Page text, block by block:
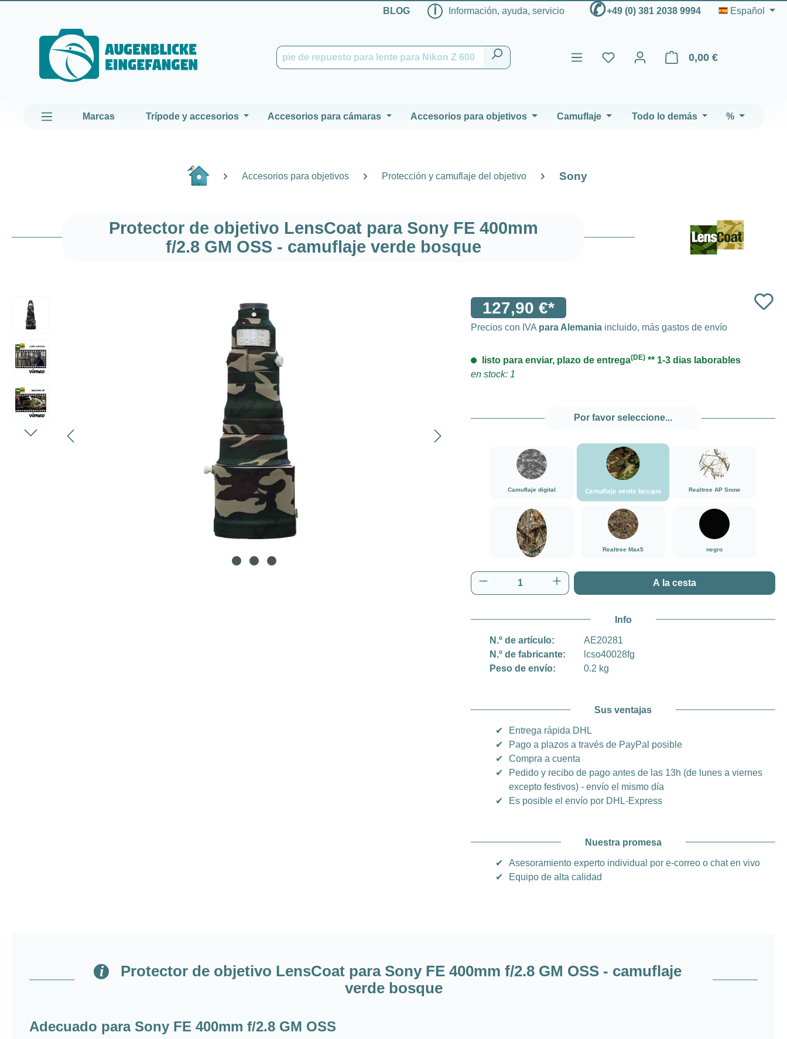
BLOG ℹ Información, ayuda, servicio ✆+49 (0) 381 2038 9994 Español
0,00 €
El carrito de compras
Marcas Trípode y accesorios Accesorios para cámaras Accesorios para objetivos Camuflaje Todo lo demás %
Accesorios para objetivos Protección y camuflaje del objetivo Sony
Protector de objetivo LensCoat para Sony FE 400mm
f/2.8 GM OSS - camuflaje verde bosque
127,90 €*
Precios con IVA para Alemania incluido, más gastos de envío
listo para enviar, plazo de entrega(DE) ** 1-3 dias laborables
en stock: 1
Por favor seleccione...
Camuflaje digital
###Camuflaje digital###LensCoat
Camuflaje verde bosque
###Camuflaje verde bosque###LensCoat
Realtree AP Snow
###Realtree AP
###Realtree Edge###LensCoat
Realtree Max5
###Realtree Max5###LensCoat
negro
negro
Cantidad del producto: introduce la cantidad
A la cesta
Info
N.º de artículo:
AE20281
N.º de fabricante:
lcso40028fg
Peso de envío:
0.2 kg
Sus ventajas
✔
Entrega rápida DHL
✔
Pago a plazos a través de PayPal posible
✔
Compra a cuenta
✔
Pedido y recibo de pago antes de las 13h (de lunes a viernes
excepto festivos) - envío el mismo día
✔
Es posible el envío por DHL-Express
Nuestra promesa
✔
Asesoramiento experto individual por e-correo o chat en vivo
✔
Equipo de alta calidad
Protector de objetivo LensCoat para Sony FE 400mm f/2.8 GM OSS - camuflaje
verde bosque
Adecuado para Sony FE 400mm f/2.8 GM OSS